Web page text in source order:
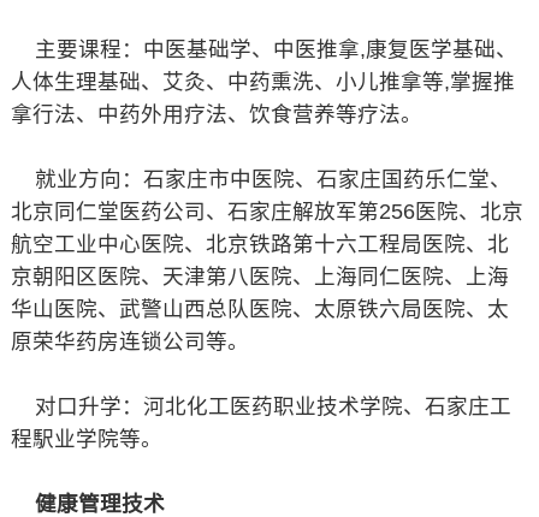
主要课程：中医基础学、中医推拿,康复医学基础、
人体生理基础、艾灸、中药熏洗、小儿推拿等,掌握推
拿行法、中药外用疗法、饮食营养等疗法。
就业方向：石家庄市中医院、石家庄国药乐仁堂、
北京同仁堂医药公司、石家庄解放军第256医院、北京
航空工业中心医院、北京铁路第十六工程局医院、北
京朝阳区医院、天津第八医院、上海同仁医院、上海
华山医院、武警山西总队医院、太原铁六局医院、太
原荣华药房连锁公司等。
对口升学：河北化工医药职业技术学院、石家庄工
程駅业学院等。
健康管理技术